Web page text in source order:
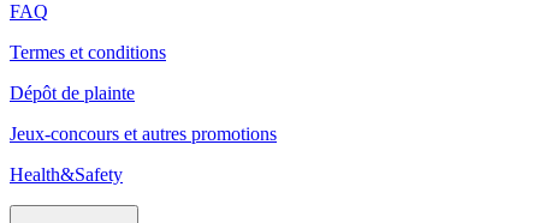
FAQ
Termes et conditions
Dépôt de plainte
Jeux-concours et autres promotions
Health&Safety